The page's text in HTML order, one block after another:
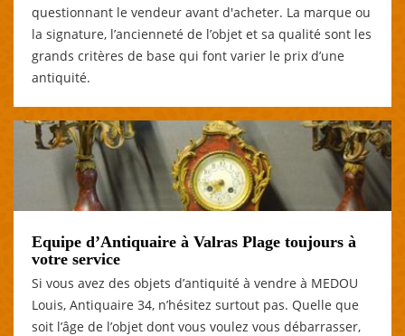
questionnant le vendeur avant d'acheter. La marque ou
la signature, l’ancienneté de l’objet et sa qualité sont les
grands critères de base qui font varier le prix d’une
antiquité.
Equipe d’Antiquaire à Valras Plage toujours à
votre service
Si vous avez des objets d’antiquité à vendre à MEDOU
Louis, Antiquaire 34, n’hésitez surtout pas. Quelle que
soit l’âge de l’objet dont vous voulez vous débarrasser,